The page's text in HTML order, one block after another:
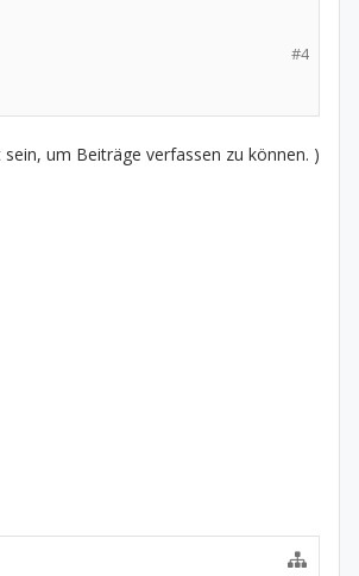
#4
um Beiträge verfassen zu können. )